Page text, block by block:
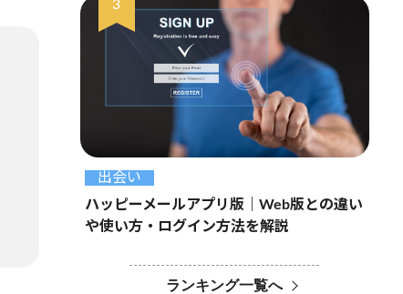
出会い
ハッピーメールアプリ版｜Web版との違い
や使い方・ログイン方法を解説
ランキング一覧へ